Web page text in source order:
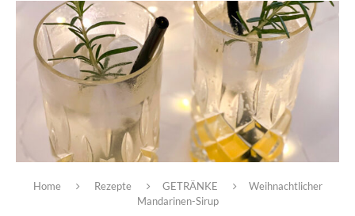
Home Rezepte GETRÄNKE
Weihnachtlicher
Mandarinen-Sirup